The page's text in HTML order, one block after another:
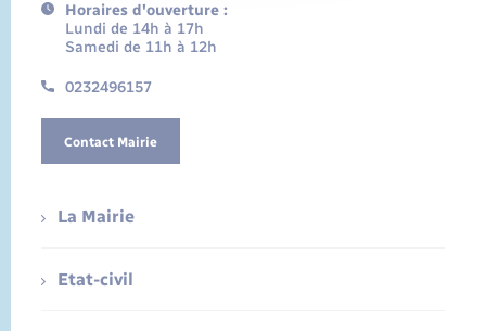
Horaires d'ouverture :
Lundi de 14h à 17h
Samedi de 11h à 12h
0232496157
Contact Mairie
La Mairie
Etat-civil